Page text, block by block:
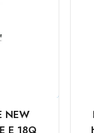
NEW
E 18Q